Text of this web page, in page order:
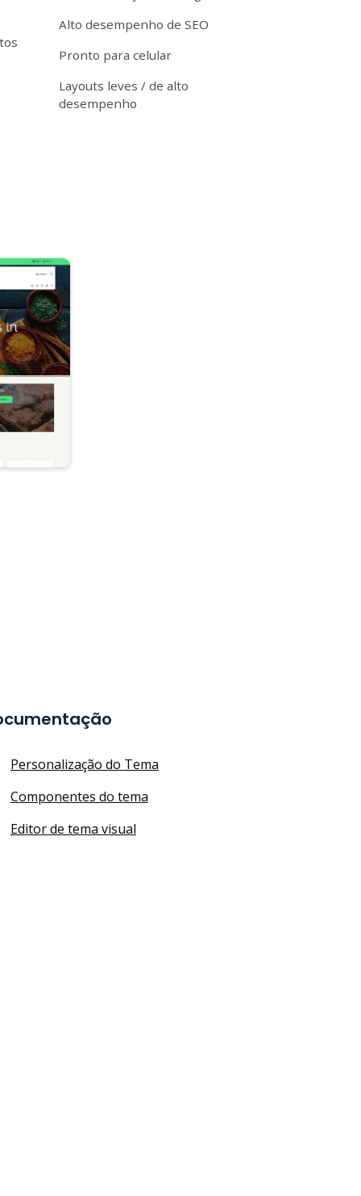
Alto desempenho de SEO
Pronto para celular
Layouts leves / de alto
desempenho
Personalização do Tema
Componentes do tema
Editor de tema visual